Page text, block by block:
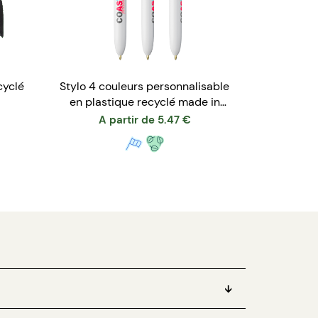
Stylo 4 couleurs personnalisable
en plastique recyclé made in
France
A partir de 5.47 €